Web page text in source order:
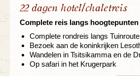
22 dagen hotel/chaletreis
Complete reis langs hoogtepunten
Complete rondreis langs
Bezoek aan de koninkrijken
Wandelen in Tsitsikamma en de
Op safari in het Krugerpark